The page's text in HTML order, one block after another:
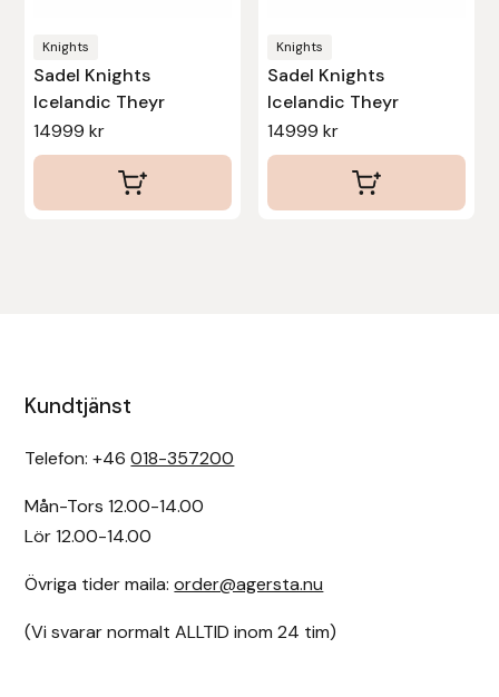
Knights
Sadel Knights
Icelandic Theyr
14999kr
på
produktsidan
Knights
Sadel Knights
Icelandic Theyr
14999 kr
på
produktsidan
Kundtjänst
Telefon: +46018-357200
Mån-Tors 12.00-14.00
Lör 12.00-14.00
Övriga tider maila:order@agersta.nu
(Vi svarar normalt ALLTID inom 24 tim)
Denni Design
Denni Design / Bomber Bits
Draupnir
Ekholm Nordic
Ekol
Eldorado
Equality Line